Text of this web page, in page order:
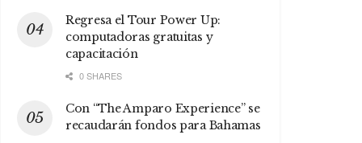
Regresa el Tour Power Up:
computadoras gratuitas y
capacitación
0 SHARES
Con “The Amparo Experience” se
recaudarán fondos para Bahamas